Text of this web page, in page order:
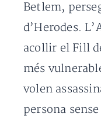
Betlem,
d’Herodes.
acollir el Fill
més
volen
persona